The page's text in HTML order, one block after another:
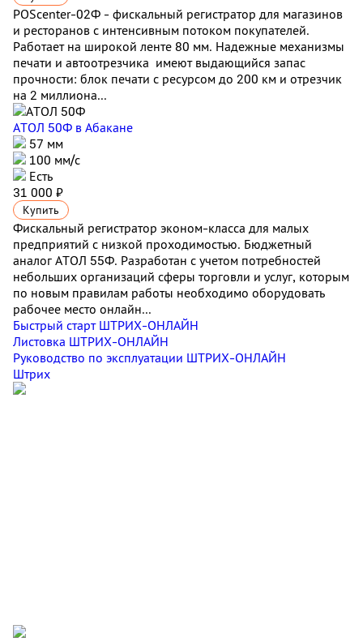
POScenter-02Ф - фискальный регистратор для магазинов
и ресторанов с интенсивным потоком покупателей.
Работает на широкой ленте 80 мм. Надежные механизмы
печати и автоотрезчика имеют выдающийся запас
прочности: блок печати с ресурсом до 200 км и отрезчик
на 2 миллиона...
АТОЛ 50Ф в Абакане
57 мм
100 мм/с
Есть
31 000 ₽
Купить
Фискальный регистратор эконом-класса для малых
предприятий с низкой проходимостью. Бюджетный
аналог АТОЛ 55Ф. Разработан с учетом потребностей
небольших организаций сферы торговли и услуг, которым
по новым правилам работы необходимо оборудовать
рабочее место онлайн...
Быстрый старт ШТРИХ-ОНЛАЙН
Листовка ШТРИХ-ОНЛАЙН
Руководство по эксплуатации ШТРИХ-ОНЛАЙН
Штрих